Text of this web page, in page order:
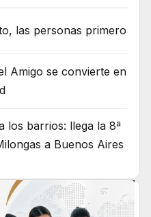
las personas primero
Amigo se convierte en
los barrios: llega la 8ª
a Buenos Aires